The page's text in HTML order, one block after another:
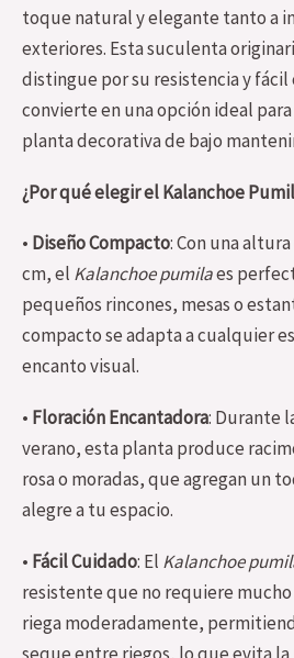
toque natural y elegante tanto a
exteriores. Esta suculenta
distingue por su resistencia y
convierte en una opción ideal
planta decorativa de bajo
¿Por qué elegir el Kalanchoe
• Diseño Compacto: Con una
cm, el Kalanchoe pumilaes
pequeños rincones, mesas o
compacto se adapta a cualquier
encanto visual.
• Floración Encantadora: Durante
verano, esta planta produce
rosa o moradas, que agregan un
alegre a tu espacio.
• Fácil Cuidado: El Kalanchoe
resistente que no requiere
riega moderadamente,